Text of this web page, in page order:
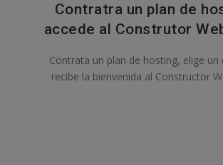
Contratra un plan de
accede al Construtor
Contrata un plan de hosting, elige
recibe la bienvenida al Constructor